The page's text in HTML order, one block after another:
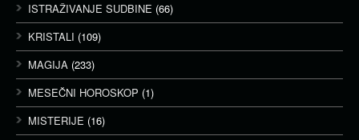
ISTRAŽIVANJE SUDBINE (66)
KRISTALI (109)
MAGIJA (233)
MESEČNI HOROSKOP (1)
MISTERIJE (16)